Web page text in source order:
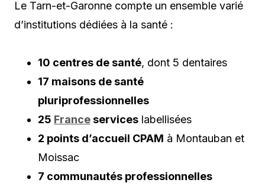
Le Tarn-et-Garonne compte un ensemble varié
d’institutions dédiées à la santé :
10 centres de santé, dont 5 dentaires
17 maisons de santé
pluriprofessionnelles
25 Franceservices labellisées
2 points d’accueil CPAM à Montauban et
Moissac
7 communautés professionnelles